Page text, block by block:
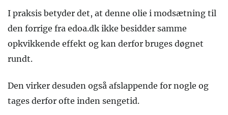
I praksis betyder det, at denne olie i modsætning til
den forrige fra edoa.dk ikke besidder samme
opkvikkende effekt og kan derfor bruges døgnet
rundt.
Den virker desuden også afslappende for nogle og
tages derfor ofte inden sengetid.